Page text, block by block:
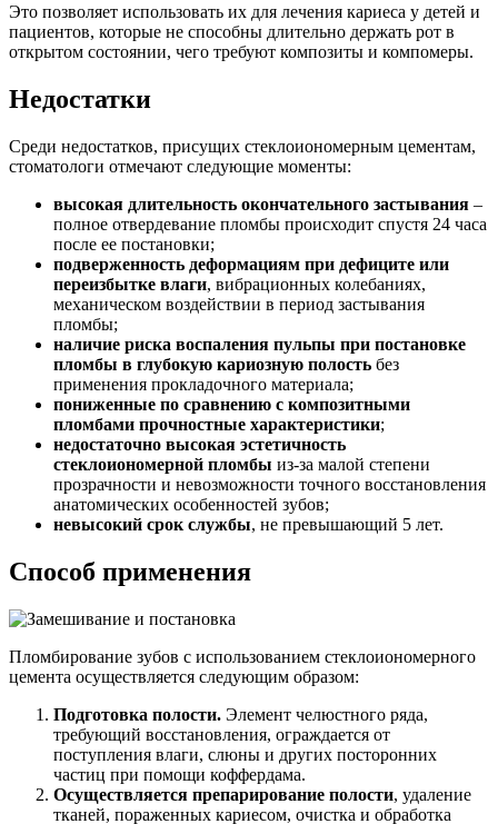
Это позволяет использовать их для лечения кариеса у детей и
пациентов, которые не способны длительно держать рот в
открытом состоянии, чего требуют композиты и компомеры.
Недостатки
Среди недостатков, присущих стеклоиономерным цементам,
стоматологи отмечают следующие моменты:
высокая длительность окончательного застывания –
полное отвердевание пломбы происходит спустя 24 часа
после ее постановки;
подверженность деформациям при дефиците или
переизбытке влаги, вибрационных колебаниях,
механическом воздействии в период застывания
пломбы;
наличие риска воспаления пульпы при постановке
пломбы в глубокую кариозную полость без
применения прокладочного материала;
пониженные по сравнению с композитными
пломбами прочностные характеристики;
недостаточно высокая эстетичность
стеклоиономерной пломбы из-за малой степени
прозрачности и невозможности точного восстановления
анатомических особенностей зубов;
невысокий срок службы, не превышающий 5 лет.
Способ применения
Пломбирование зубов с использованием стеклоиономерного
цемента осуществляется следующим образом:
Подготовка полости. Элемент челюстного ряда,
требующий восстановления, ограждается от
поступления влаги, слюны и других посторонних
частиц при помощи коффердама.
Осуществляется препарирование полости, удаление
тканей, пораженных кариесом, очистка и обработка